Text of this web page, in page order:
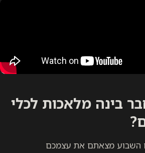
בינה מלאכות לכלי
השבוע מצאתם את עצמכם